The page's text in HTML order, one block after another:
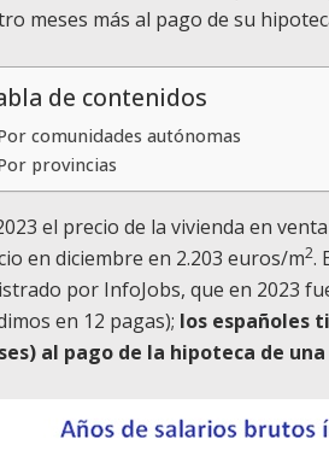
meses más al pago de su
de contenidos
comunidades autónomas
provincias
el precio de la vivienda en
en diciembre en 2.203 euros/m2.
por InfoJobs, que en 2023
en 12 pagas); los españoles t
al pago de la hipoteca de